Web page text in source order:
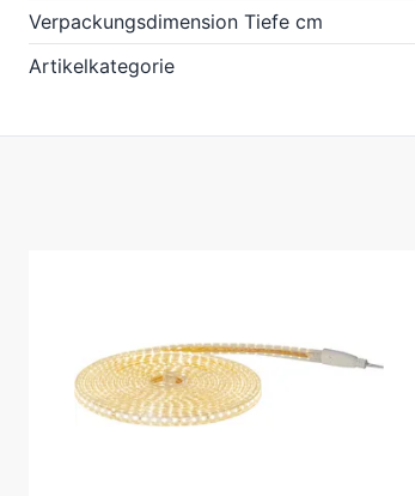
Verpackungsdimension Tiefe cm
Artikelkategorie